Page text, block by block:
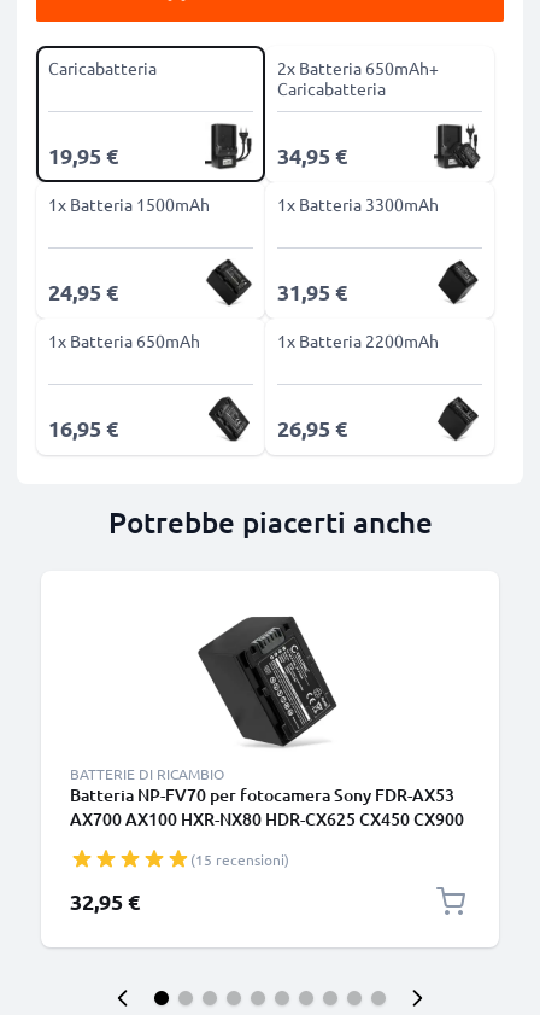
Caricabatteria
19,95 €
2x Batteria 650mAh+
Caricabatteria
34,95 €
1x Batteria 1500mAh
24,95 €
1x Batteria 3300mAh
31,95 €
1x Batteria 650mAh
16,95 €
1x Batteria 2200mAh
26,95 €
Potrebbe piacerti anche
BATTERIE DI RICAMBIO
Batteria NP-FV70 per fotocamera Sony FDR-AX53
AX700 AX100 HXR-NX80 HDR-CX625 CX450 CX900
2050mAh, marca CELLONIC
(15 recensioni)
32,95 €